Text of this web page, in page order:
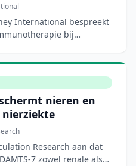
International bespreekt
bij
nieren en
Research aan dat
7 zowel renale als